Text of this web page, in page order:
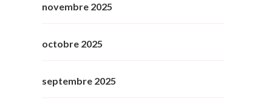
novembre 2025
octobre 2025
septembre 2025